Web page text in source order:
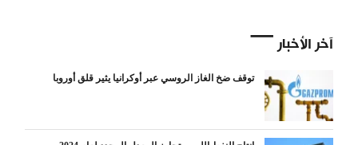
آخر الأخبار
توقف ضخ الغاز الروسي عبر أوكرانيا يثير قلق أوروبا